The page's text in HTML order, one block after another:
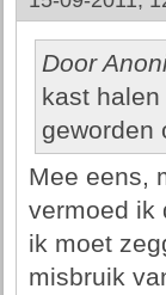
Door
kast
geworden
Mee eens,
vermoed ik
ik moet
misbruik